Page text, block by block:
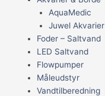
AquaMedic
Juwel Akvarier
Foder – Saltvand
LED Saltvand
Flowpumper
Måleudstyr
Vandtilberedning